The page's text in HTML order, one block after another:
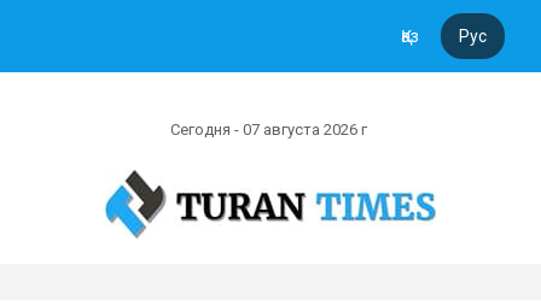
Қаз Рус
Сегодня - 07 августа 2026 г